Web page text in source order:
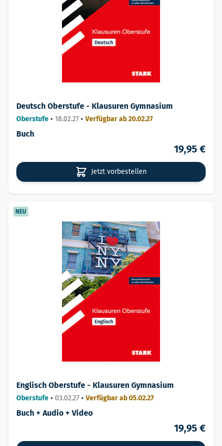
Deutsch Oberstufe - Klausuren Gymnasium
Oberstufe • 18.02.27 • Verfügbar ab 20.02.27
Buch
19,95 €
Jetzt vorbestellen
NEU
Englisch Oberstufe - Klausuren Gymnasium
Oberstufe • 03.02.27 • Verfügbar ab 05.02.27
Buch + Audio + Video
19,95 €